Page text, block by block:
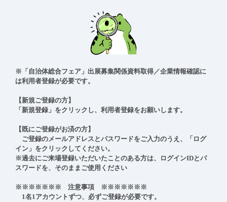
※「自治体総合フェア」出展募集関係資料取得／企業情報確認に
は利用者登録が必要です。
【新規ご登録の方】
「新規登録」をクリックし、利用者登録をお願いします。
【既にご登録がお済の方】
ご登録のメールアドレスとパスワードをご入力のうえ、「ログ
イン」をクリックしてください。
※過去にご来場登録いただいたことのある方は、ログインIDとパ
スワードを、そのままご使用ください
※※※※※※※　注意事項　※※※※※※※
1名1アカウントずつ、必ずご登録が必要です。